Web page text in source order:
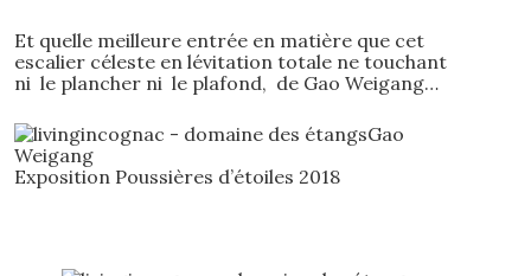
Et quelle meilleure entrée en matière que cet
escalier céleste en lévitation totale ne touchant
ni le plancher ni le plafond, de Gao Weigang…
Gao
Weigang
Exposition Poussières d’étoiles 2018